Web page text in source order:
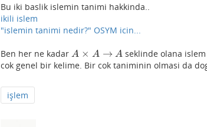
Bu iki baslik islemin tanimi hakkinda..
ikili islem
"islemin tanimi nedir?" OSYM icin...
Ben her ne kadar A × A → A
A× A→A
seklinde olana
cok genel bir kelime. Bir cok taniminin olmasi da
işlem